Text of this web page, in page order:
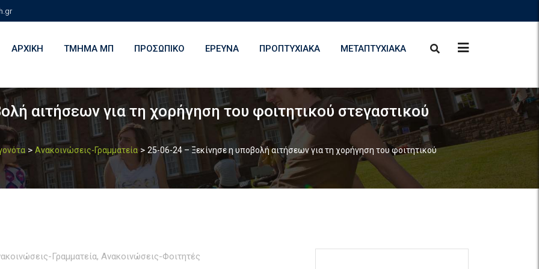
ΑΡΧΙΚΉ ΤΜΉΜΑ ΜΠ ΠΡΟΣΩΠΙΚΌ ΈΡΕΥΝΑ ΠΡΟΠΤΥΧΙΑΚΆ ΜΕΤΑΠΤΥΧΙΑΚΆ
αιτήσεων για τη χορήγηση του φοιτητικού στεγαστικού
> Ανακοινώσεις-Γραμματεία> 25-06-24 – Ξεκίνησε η υποβολή αιτήσεων για τη χορήγηση του φοιτητικού
Γραμματεία, Ανακοινώσεις-Φοιτητές